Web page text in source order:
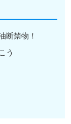
断禁物！
う